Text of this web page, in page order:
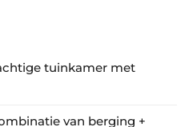
tuinkamer met
van berging +